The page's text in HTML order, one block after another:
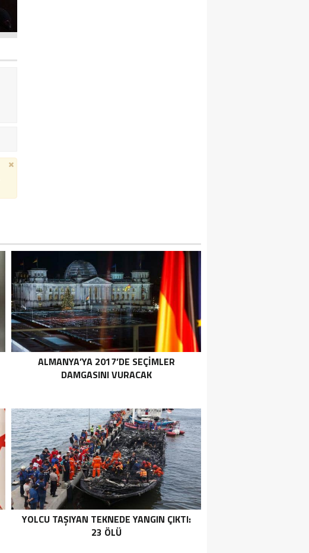
ALMANYA’YA 2017’DE SEÇIMLER
DAMGASINI VURACAK
YOLCU TAŞIYAN TEKNEDE YANGIN ÇIKTI:
23 ÖLÜ